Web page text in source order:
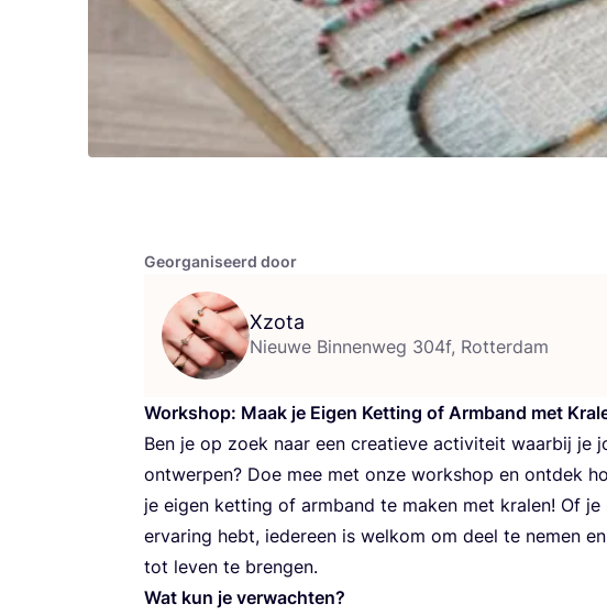
Georganiseerd door
Xzota
Nieuwe Binnenweg 304f, Rotterdam
Work­shop: Maak je Eigen Ket­ting of Arm­band met
Ben je op zoek naar een cre­a­tie­ve acti­vi­teit waar­bij je
ont­wer­pen? Doe mee met onze work­shop en ont­dek
je eigen ket­ting of arm­band te maken met kra­len! Of
erva­ring hebt, ieder­een is wel­kom om deel te nemen
tot leven te brengen.
Wat kun je verwachten?